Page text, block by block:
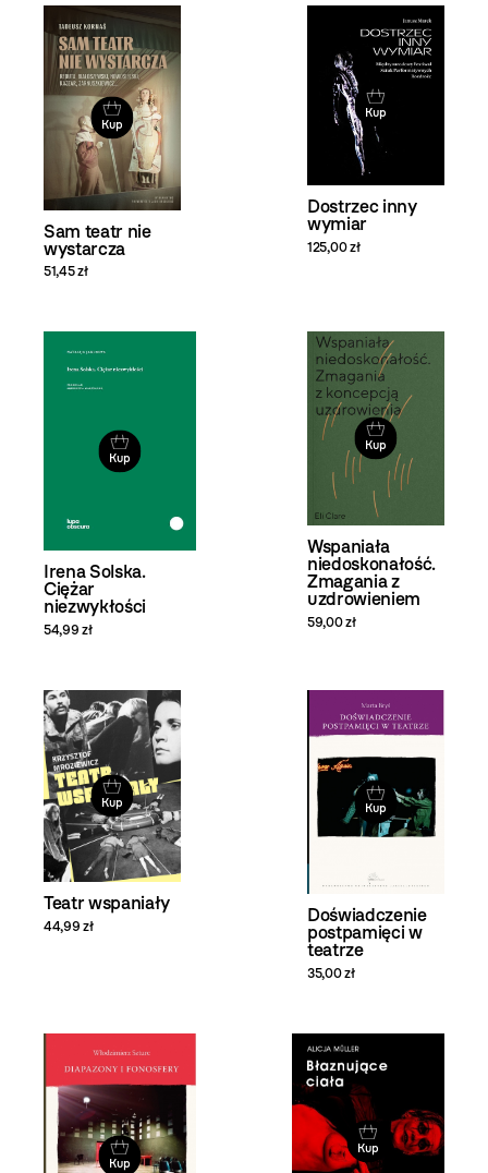
Kup
Sam teatr nie
wystarcza
51,45 zł
Kup
Dostrzec inny
wymiar
125,00 zł
Kup
Irena Solska.
Ciężar
niezwykłości
54,99 zł
Kup
Wspaniała
niedoskonałość.
Zmagania z
uzdrowieniem
59,00 zł
Kup
Teatr wspaniały
44,99 zł
Kup
Doświadczenie
postpamięci w
teatrze
35,00 zł
Kup
Kup